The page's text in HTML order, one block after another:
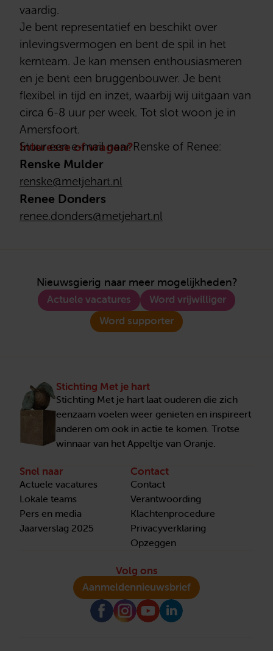
vaardig.
Je bent representatief en beschikt over
inlevingsvermogen en bent de spil in het
kernteam. Je kan mensen enthousiasmeren
en je bent een bruggenbouwer. Je bent
flexibel in tijd en inzet, waarbij wij uitgaan van
circa 6-8 uur per week. Tot slot woon je in
Amersfoort.
Interesse of vragen?
Stuur een e-mail naar Renske of Renee:
Renske Mulder
renske@metjehart.nl
Renee Donders
renee.donders@metjehart.nl
Nieuwsgierig naar meer mogelijkheden?
Actuele vacatures
Word vrijwilliger
Word supporter
Stichting Met je hart
Stichting Met je hart laat ouderen die zich
eenzaam voelen weer genieten en inspireert
anderen om ook in actie te komen. Trotse
winnaar van het Appeltje van Oranje.
Snel naar
Actuele vacatures
Lokale teams
Pers en media
Jaarverslag 2025
Contact
Contact
Verantwoording
Klachtenprocedure
Privacyverklaring
Opzeggen
Volg ons
Aanmeldennieuwsbrief